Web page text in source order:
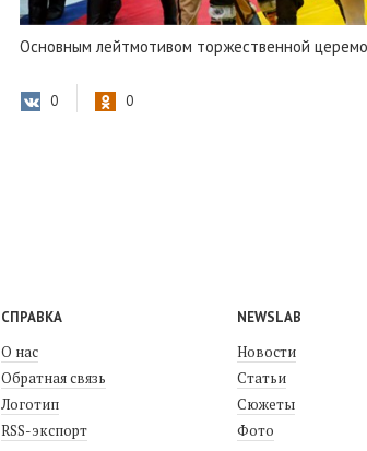
Основным лейтмотивом торжественной
0 0
СПРАВКА
О нас
Обратная связь
Логотип
RSS-экспорт
NEWSLAB
Новости
Статьи
Сюжеты
Фото